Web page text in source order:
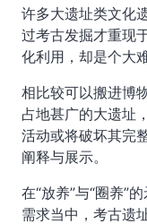
许多大遗址类文化
过考古发掘才重现
化利用，却是个大
相比较可以搬进博
占地甚广的大遗址
活动或将破坏其完
阐释与展示。
在“放养”与“圈养”
需求当中，考古遗